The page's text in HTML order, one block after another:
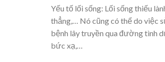
Yếu tố lối sống: Lối sống thiếu
thẳng,… Nó cũng có thể do việc
bệnh lây truyền qua đường tình
bức xạ,…